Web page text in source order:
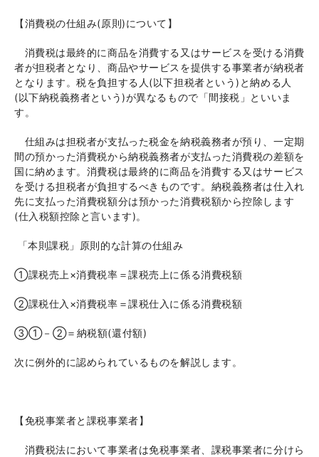
【消費税の仕組み(原則)について】
消費税は最終的に商品を消費する又はサービスを受ける消費
者が担税者となり、商品やサービスを提供する事業者が納税者
となります。税を負担する人 (以下担税者という) と納める人
(以下納税義務者という)が異なるもので「間接税」といいま
す。
仕組みは担税者が支払った税金を納税義務者が預り、一定期
間の預かった消費税から納税義務者が支払った消費税の差額を
国に納めます。消費税は最終的に商品を消費する又はサービス
を受ける担税者が負担するべきものです。納税義務者は仕入れ
先に支払った消費税額分は預かった消費税額から控除します
(仕入税額控除と言います)。
「本則課税」原則的な計算の仕組み
①課税売上×消費税率＝課税売上に係る消費税額
②課税仕入×消費税率＝課税仕入に係る消費税額
③①－②＝納税額(還付額)
次に例外的に認められているものを解説します。
【免税事業者と課税事業者】
消費税法において事業者は免税事業者、課税事業者に分けら